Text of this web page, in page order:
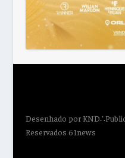
Desenhado por
Reservados 61news